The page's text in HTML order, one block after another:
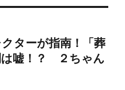
ターが指南！「葬
は嘘！？ ２ちゃん